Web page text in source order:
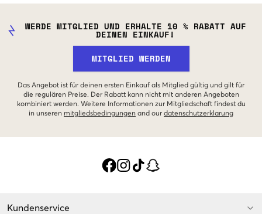
WERDE MITGLIED UND ERHALTE 10 % RABATT AUF
DEINEN EINKAUF!
MITGLIED WERDEN
Das Angebot ist für deinen ersten Einkauf als Mitglied gültig und gilt für
die regulären Preise. Der Rabatt kann nicht mit anderen Angeboten
kombiniert werden. Weitere Informationen zur Mitgliedschaft findest du
in unseren mitgliedsbedingungen and our datenschutzerklarung
Kundenservice